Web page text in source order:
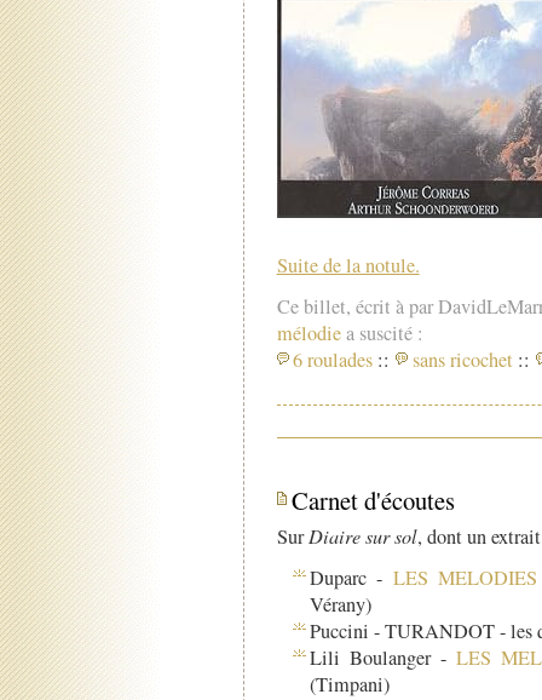
Suite de la notule.
Ce billet, écrit à par
mélodiea suscité :
6 roulades :: sans ricochet ::
Carnet d'écoutes
SurDiaire sur sol, dont un
Duparc - LES MELODIES
Vérany)
Puccini - TURANDOT - les
Lili Boulanger - LES
(Timpani)